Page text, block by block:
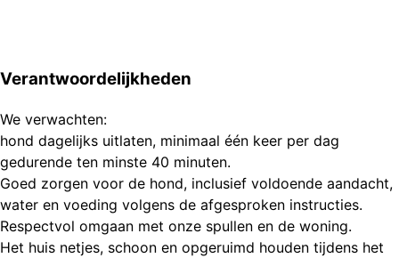
Verantwoordelijkheden
We verwachten:
hond dagelijks uitlaten, minimaal één keer per dag
gedurende ten minste 40 minuten.
Goed zorgen voor de hond, inclusief voldoende aandacht,
water en voeding volgens de afgesproken instructies.
Respectvol omgaan met onze spullen en de woning.
Het huis netjes, schoon en opgeruimd houden tijdens het